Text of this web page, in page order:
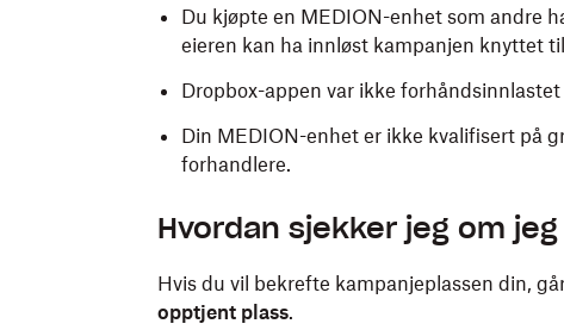
Du kjøpte en MEDION-enhet som andre
eieren kan ha innløst kampanjen knyttet
Dropbox-appen var ikke
Din MEDION-enhet er ikke kvalifisert på
forhandlere.
Hvordan sjekker jeg om
Hvis du vil bekrefte kampanjeplassen din,
opptjent plass.